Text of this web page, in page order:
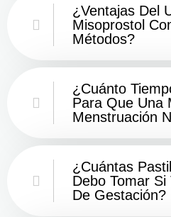
¿Ventajas Del
Misoprostol
Métodos?
¿Cuánto
Para Que Una
Menstruación
¿Cuántas
Debo Tomar
De Gestación?